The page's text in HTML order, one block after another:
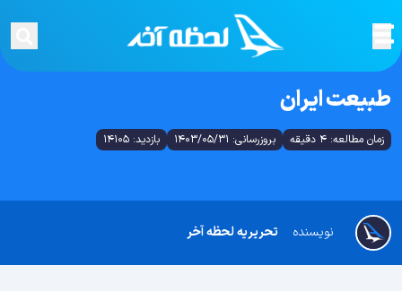
طبیعت ایران
زمان مطالعه: 4 دقیقه بروزرسانی: 1403/05/31 بازدید: 14105
تحریریه لحظه آخر نویسنده